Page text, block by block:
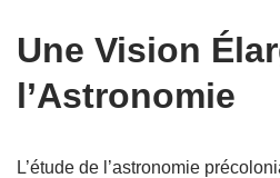
Une Vision
l’Astronomie
L’étude de l’astronomie